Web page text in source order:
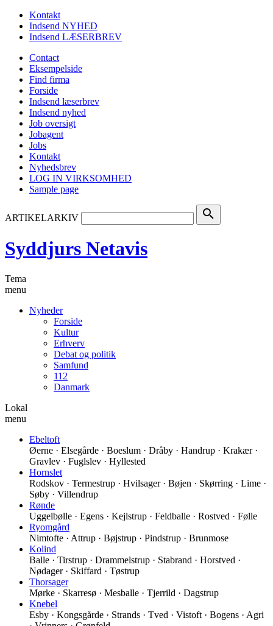
Kontakt
Indsend NYHED
Indsend LÆSERBREV
Contact
Eksempelside
Find firma
Forside
Indsend læserbrev
Indsend nyhed
Job oversigt
Jobagent
Jobs
Kontakt
Nyhedsbrev
LOG IN VIRKSOMHED
Sample page
ARTIKELARKIV search
Syddjurs Netavis
Tema
menu
Nyheder
Forside
Kultur
Erhverv
Debat og politik
Samfund
112
Danmark
Lokal
menu
Ebeltoft
Øerne · Elsegårde · Boeslum · Dråby · Handrup · Krakær ·
Gravlev · Fuglslev · Hyllested
Hornslet
Rodskov · Termestrup · Hvilsager · Bøjen · Skørring · Lime ·
Søby · Villendrup
Rønde
Uggelbølle · Egens · Kejlstrup · Feldballe · Rostved · Følle
Ryomgård
Nimtofte · Attrup · Bøjstrup · Pindstrup · Brunmose
Kolind
Balle · Tirstrup · Drammelstrup · Stabrand · Horstved ·
Nødager · Skiffard · Tøstrup
Thorsager
Mørke · Skarresø · Mesballe · Tjerrild · Dagstrup
Knebel
Esby · Kongsgårde · Strands · Tved · Vistoft · Bogens · Agri